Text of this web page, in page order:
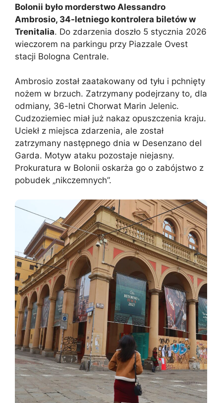
Bolonii było morderstwo Alessandro
Ambrosio, 34-letniego kontrolera biletów w
Trenitalia. Do zdarzenia doszło 5 stycznia 2026
wieczorem na parkingu przy Piazzale Ovest
stacji Bologna Centrale.
Ambrosio został zaatakowany od tyłu i pchnięty
nożem w brzuch. Zatrzymany podejrzany to, dla
odmiany, 36-letni Chorwat Marin Jelenic.
Cudzoziemiec miał już nakaz opuszczenia kraju.
Uciekł z miejsca zdarzenia, ale został
zatrzymany następnego dnia w Desenzano del
Garda. Motyw ataku pozostaje niejasny.
Prokuratura w Bolonii oskarża go o zabójstwo z
pobudek „nikczemnych”.